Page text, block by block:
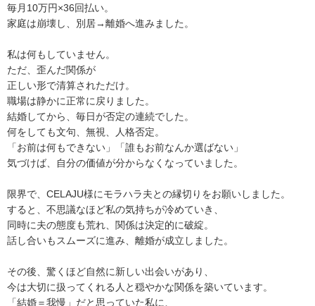
毎月10万円×36回払い。
家庭は崩壊し、別居→離婚へ進みました。
私は何もしていません。
ただ、歪んだ関係が
正しい形で清算されただけ。
職場は静かに正常に戻りました。
結婚してから、毎日が否定の連続でした。
何をしても文句、無視、人格否定。
「お前は何もできない」「誰もお前なんか選ばない」
気づけば、自分の価値が分からなくなっていました。
限界で、CELAJU様にモラハラ夫との縁切りをお願いしました。
すると、不思議なほど私の気持ちが冷めていき、
同時に夫の態度も荒れ、関係は決定的に破綻。
話し合いもスムーズに進み、離婚が成立しました。
その後、驚くほど自然に新しい出会いがあり、
今は大切に扱ってくれる人と穏やかな関係を築いています。
「結婚＝我慢」だと思っていた私に、